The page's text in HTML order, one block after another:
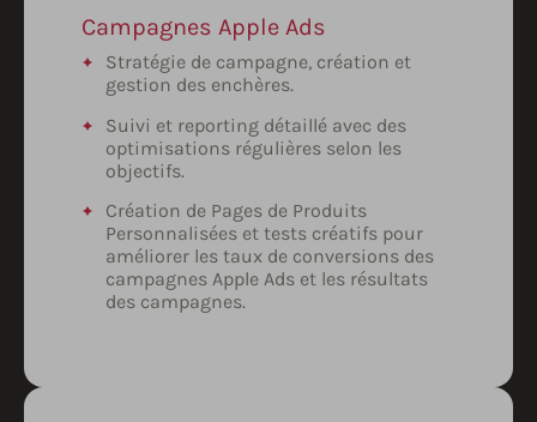
Campagnes Apple Ads
Stratégie de campagne, création et
gestion des enchères.
Suivi et reporting détaillé avec des
optimisations régulières selon les
objectifs.
Création de Pages de Produits
Personnalisées et tests créatifs pour
améliorer les taux de conversions des
campagnes Apple Ads et les résultats
des campagnes.